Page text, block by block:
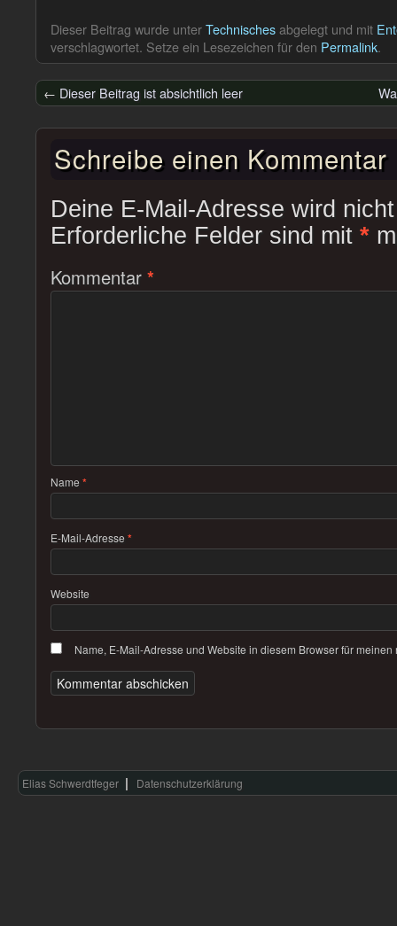
Dieser Beitrag wurde unterTechnischesabgelegt und mit
verschlagwortet. Setze ein Lesezeichen für den Permalink.
← Dieser Beitrag ist absichtlich leer
Schreibe einen Kommentar
Deine E-Mail-Adresse wird
Erforderliche Felder sind mit *
Kommentar *
Name *
E-Mail-Adresse *
Website
Name, E-Mail-Adresse und Website in diesem Browser für
Elias Schwerdtfeger Datenschutzerklärung